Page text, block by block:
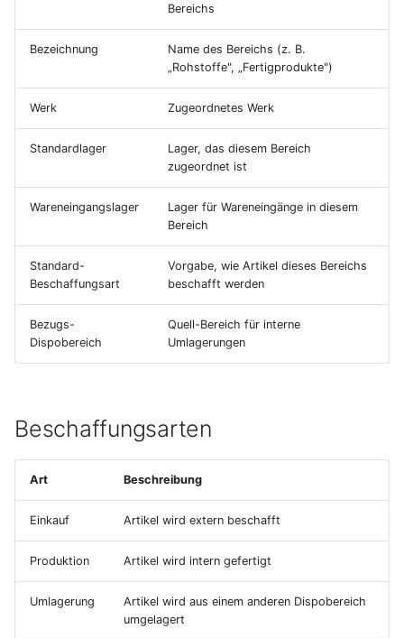
r
Lieferbedingungen
Länder
Produktkonfiguratoren
Notizen
Datenimport
Suchen und Filtern
Mahnwesen
Steuersätze und
SEPA-Lastschriftmandate
Factoring
Kostenarten
Controlling
Gutschriftsanzeigen
Lieferscheine
Verträge
Preislisten
Verkaufskonditionen
Rabattgruppen
Frachttarife
Terminmonitor
Absatzpläne
Änderungsaufträge
Provisionen
Umsatzplanung
Umlagerungsbestellungen
Einkaufsauswertungen
Betriebskalender
Materialverfügbarkeitsmonitor
Werkzeugverwaltung
Fremdfertigung
Sendungen
Erwartete Wareneingänge
Versanddienstleister
Normen und Vorschriften Abwesenheiten
Einschreibung
Perioden
Anwesenheit
NFC-Tags
Bereichs
Bezeichnung
Name des Bereichs (z. B.
„Rohstoffe", „Fertigprodukte")
Werk Zugeordnetes Werk
Standardlager
Lager, das diesem Bereich
zugeordnet ist
Wareneingangslager
Lager für Wareneingänge in diesem
Bereich
Standard-
Beschaffungsart
Vorgabe, wie Artikel dieses Bereichs
beschafft werden
Bezugs-
Dispobereich
Quell-Bereich für interne
Umlagerungen
Beschaffungsarten
Art Beschreibung
Einkauf Artikel wird extern beschafft
Produktion Artikel wird intern gefertigt
Umlagerung
Artikel wird aus einem anderen Dispobereich
umgelagert